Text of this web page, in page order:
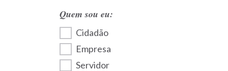
Quem sou eu:
Cidadão
Empresa
Servidor